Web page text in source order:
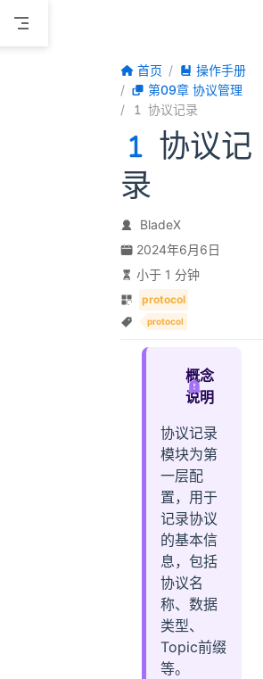
首页
操作手册
第09章 协议管理
协议记录
协议记
录
BladeX
2024年6月6日
小于 1 分钟
protocol
protocol
概念
说明
协议记录
模块为第
一层配
置，用于
记录协议
的基本信
息，包括
协议名
称、数据
类型、
Topic前缀
等。